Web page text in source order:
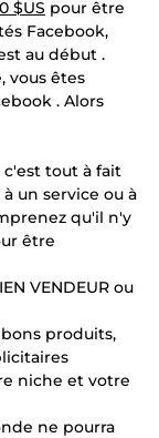
$US pour être
Facebook,
au début .
vous êtes
. Alors
c'est tout à fait
un service ou à
qu'il n'y
être
VENDEUR ou
produits,
niche et votre
ne pourra